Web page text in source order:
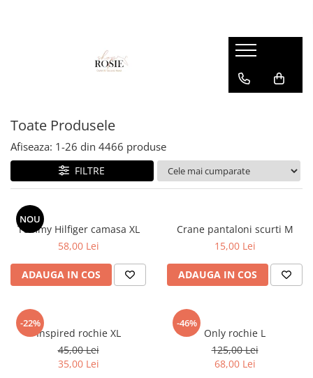
Femei
Genti
Blugi
Bluze/Topuri
Cardigane
Colanti
Fuste
Hanorace
Lenjerii si pijamale
Copii
Bluze
Camasi
Geci
Hanorace
Pantaloni
Pantaloni scurti
Pulovere
sport
Tricouri si maiouri
Bluze
body
Camasi
Geci
Hanorace
Incaltaminte
Pantaloni scurti
Rochii&Fuste/Sacouri
Salopete
Toate Produsele
Afiseaza: 1-26 din 4466 produse
FILTRE
NOU
Tommy Hilfiger camasa XL
58,00 Lei
ADAUGA IN COS
Crane pantaloni scurti M
15,00 Lei
ADAUGA IN COS
-22%
Inspired rochie XL
45,00 Lei
35,00 Lei
-46%
Only rochie L
125,00 Lei
68,00 Lei